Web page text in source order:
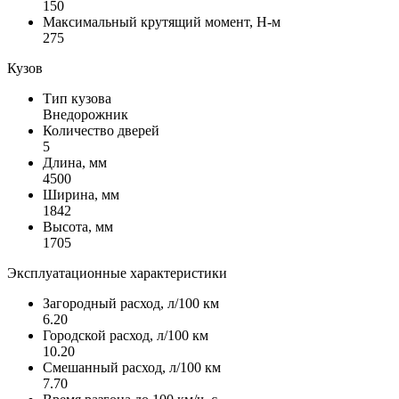
150
Максимальный крутящий момент, Н-м
275
Кузов
Тип кузова
Внедорожник
Количество дверей
5
Длина, мм
4500
Ширина, мм
1842
Высота, мм
1705
Эксплуатационные характеристики
Загородный расход, л/100 км
6.20
Городской расход, л/100 км
10.20
Смешанный расход, л/100 км
7.70